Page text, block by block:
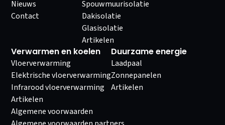
Nieuws
Contact
Spouwmuurisolatie
Dakisolatie
Glasisolatie
Artikelen
Verwarmen en koelen
Vloerverwarming
Elektrische vloerverwarming
Infrarood vloerverwarming
Artikelen
Duurzame energie
Laadpaal
Zonnepanelen
Artikelen
Algemene voorwaarden